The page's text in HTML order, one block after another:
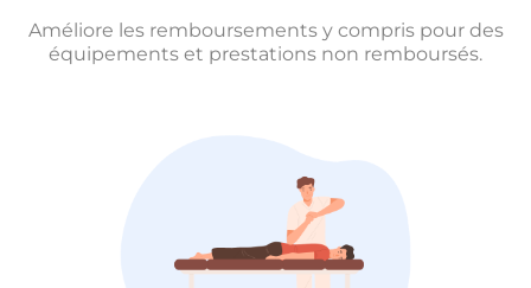
Améliore les remboursements y compris pour des
équipements et prestations non remboursés.